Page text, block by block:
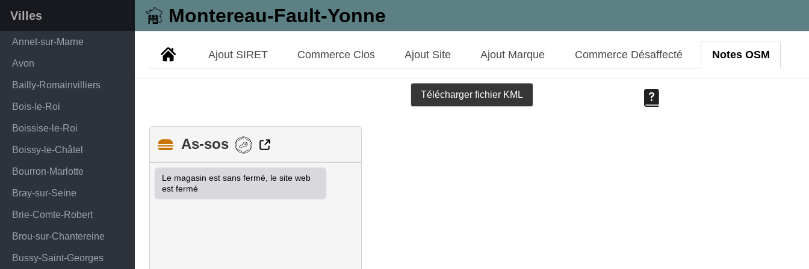
Montereau-Fault-Yonne
Villes
Annet-sur-Marne
Avon
Bailly-Romainvilliers
Bois-le-Roi
Boissise-le-Roi
Boissy-le-Châtel
Bourron-Marlotte
Bray-sur-Seine
Brie-Comte-Robert
Brou-sur-Chantereine
Bussy-Saint-Georges
Ajout SIRET Commerce Clos Ajout Site Ajout Marque Commerce Désaffecté Notes OSM
Télécharger fichier KML
As-sos
Le magasin est sans fermé, le site web
est fermé